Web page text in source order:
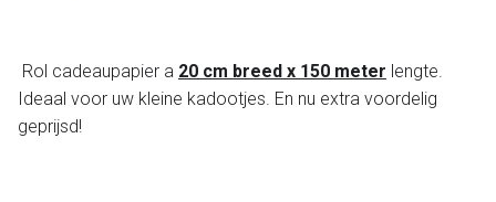
Rol cadeaupapier a 20 cm breed x 150 meter lengte.
Ideaal voor uw kleine kadootjes. En nu extra voordelig
geprijsd!